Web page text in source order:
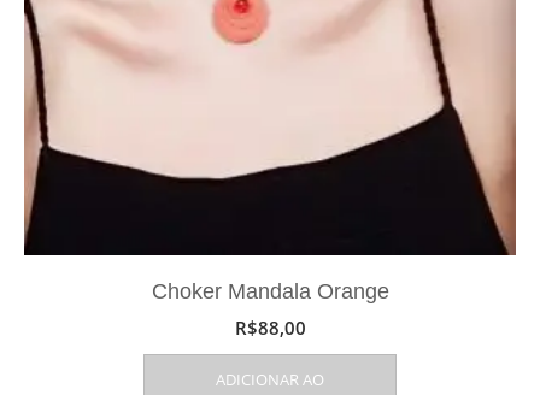
Choker Mandala Orange
R$88,00
ADICIONAR AO